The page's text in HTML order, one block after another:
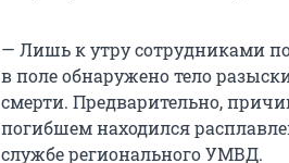
— Лишь к утру сотрудниками
в поле обнаружено тело
смерти. Предварительно,
погибшем находился
службе регионального УМВД.